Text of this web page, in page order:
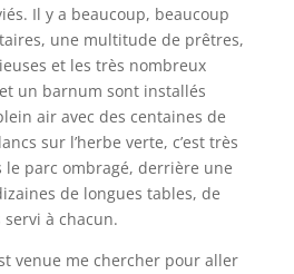
Il y a beaucoup, beaucoup
une multitude de prêtres,
et les très nombreux
un barnum sont installés
air avec des centaines de
sur l’herbe verte, c’est très
le parc ombragé, derrière une
de longues tables, de
à chacun.
venue me chercher pour aller